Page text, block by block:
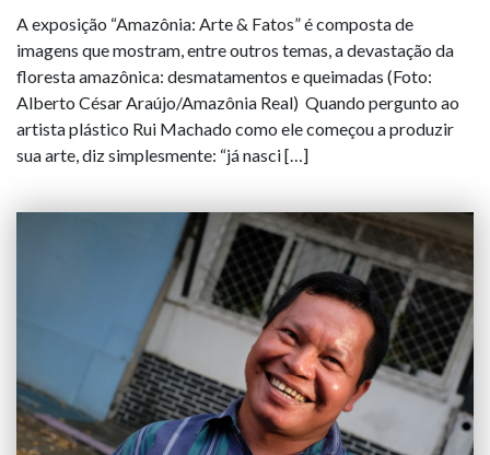
A exposição “Amazônia: Arte & Fatos” é composta de
imagens que mostram, entre outros temas, a devastação da
floresta amazônica: desmatamentos e queimadas (Foto:
Alberto César Araújo/Amazônia Real) Quando pergunto ao
artista plástico Rui Machado como ele começou a produzir
sua arte, diz simplesmente: “já nasci […]